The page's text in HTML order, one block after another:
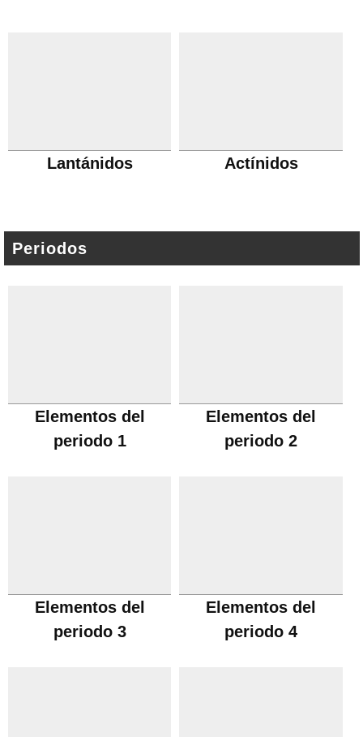
Lantánidos Actínidos
Periodos
Elementos del
periodo 1
Elementos del
periodo 2
Elementos del
periodo 3
Elementos del
periodo 4